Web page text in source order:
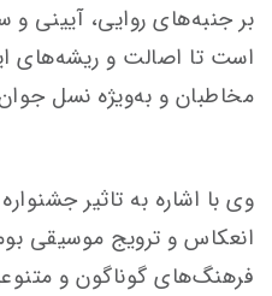
بر جنبه‌های روایی، آیینی
است تا اصالت و ریشه‌های
مخاطبان و به‌ویژه نسل
وی با اشاره به تاثیر
انعکاس و ترویج موسیقی
فرهنگ‌های گوناگون و